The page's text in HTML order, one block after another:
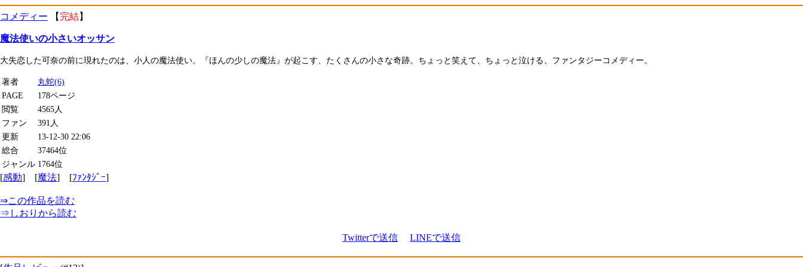
コメディー 【 完結】
魔法使いの小さいオッサン
大失恋した可奈の前に現れたのは、小人の魔法使い。『ほんの少しの魔法』が起こす、たくさんの小さな奇跡。ちょっと笑えて、ちょっと泣ける、ファンタジーコメディー。
著者
丸蛇(6)
PAGE
178ページ
閲覧
4565人
ファン
391人
更新
13-12-30 22:06
総合
37464位
ジャンル 1764位
[感動] [魔法] [ﾌｧﾝﾀｼﾞｰ]
⇒この作品を読む
⇒ しおり から読む
Twitterで送信 LINEで送信